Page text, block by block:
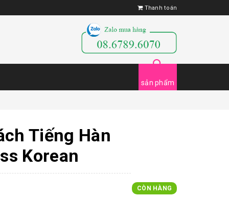
Thanh toán
sản phẩm
Tiếng Hàn
Korean
CÒN HÀNG